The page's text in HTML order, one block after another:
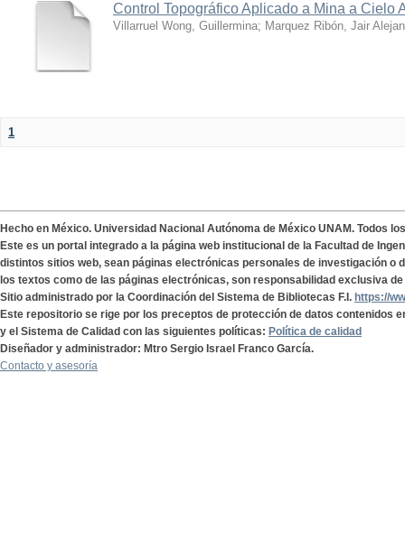
Control Topográfico Aplicado a Mina a Cielo
Villarruel Wong, Guillermina; Marquez Ribón, Jair
1
Hecho en México. Universidad Nacional Autónoma de México UNAM. Todos
Este es un portal integrado a la página web institucional de la Facultad de
distintos sitios web, sean páginas electrónicas personales de investigación o
los textos como de las páginas electrónicas, son responsabilidad exclusiva
Sitio administrado por la Coordinación del Sistema de Bibliotecas F.I. https://
Este repositorio se rige por los preceptos de protección de datos contenidos
y el Sistema de Calidad con las siguientes políticas: Política de calidad
Diseñador y administrador: Mtro Sergio Israel Franco García.
Contacto y asesoría